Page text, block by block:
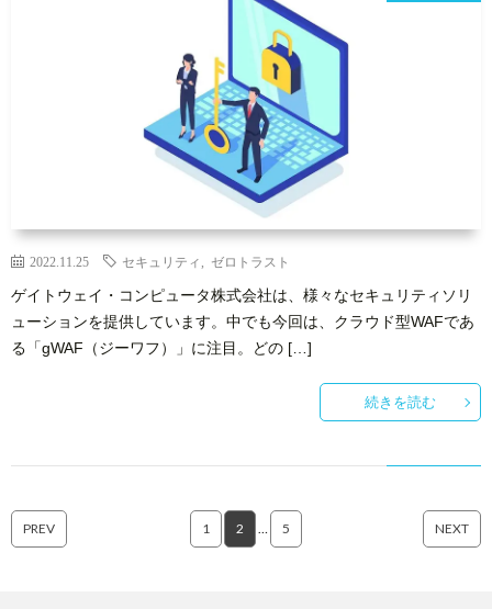
2022.11.25 セキュリティ ゼロトラスト
ゲイトウェイ・コンピュータ株式会社は、様々なセキュリティソリ
ューションを提供しています。中でも今回は、クラウド型WAFであ
る「gWAF（ジーワフ）」に注目。どの […]
続きを読む
PREV 1 2 … 5 NEXT